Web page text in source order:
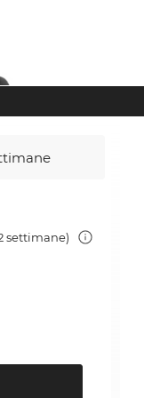
settimane)